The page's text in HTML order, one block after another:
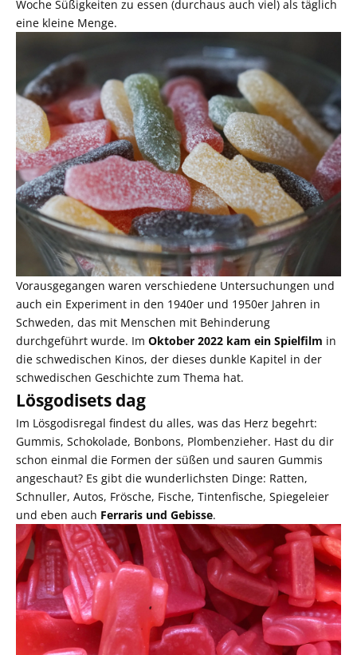
Woche Süßigkeiten zu essen (durchaus auch viel) als täglich
eine kleine Menge.
Vorausgegangen waren verschiedene Untersuchungen und
auch ein Experiment in den 1940er und 1950er Jahren in
Schweden, das mit Menschen mit Behinderung
durchgeführt wurde. Im Oktober 2022 kam ein Spielfilm in
die schwedischen Kinos, der dieses dunkle Kapitel in der
schwedischen Geschichte zum Thema hat.
Lösgodisets dag
Im Lösgodisregal findest du alles, was das Herz begehrt:
Gummis, Schokolade, Bonbons, Plombenzieher. Hast du dir
schon einmal die Formen der süßen und sauren Gummis
angeschaut? Es gibt die wunderlichsten Dinge: Ratten,
Schnuller, Autos, Frösche, Fische, Tintenfische, Spiegeleier
und eben auch Ferraris und Gebisse.